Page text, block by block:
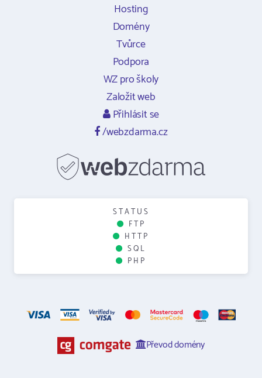
Hosting
Domény
Tvůrce
Podpora
WZ pro školy
Založit web
Přihlásit se
/webzdarma.cz
STATUS
FTP
HTTP
SQL
PHP
Převod domény